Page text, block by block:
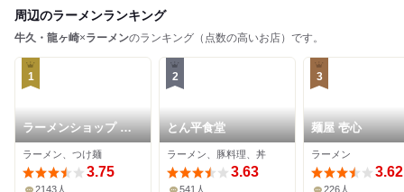
周辺のラーメンランキング
牛久・龍ヶ崎×ラーメンのランキング（点数の高いお店）です。
1
ラーメンショップ 牛
久結束店
ラーメン、つけ麺
3.75
2143人
2
とん平食堂
ラーメン、豚料理、丼
3.63
541人
3
麺屋 壱心
ラーメン
3.62
226人